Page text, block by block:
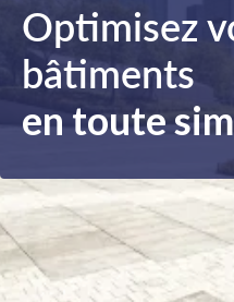
Optimisez
bâtiments
en toute